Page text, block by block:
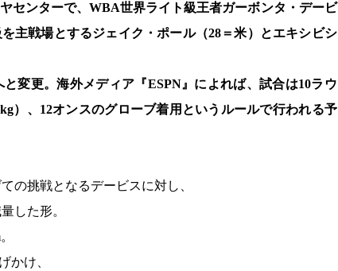
センターで、WBA世界ライト級王者ガーボンタ・デービ
主戦場とするジェイク・ポール（28＝米）とエキシビシ
変更。海外メディア『ESPN』によれば、試合は10ラウ
）、12オンスのグローブ着用というルールで行われる予
の挑戦となるデービスに対し、
した形。
かけ、